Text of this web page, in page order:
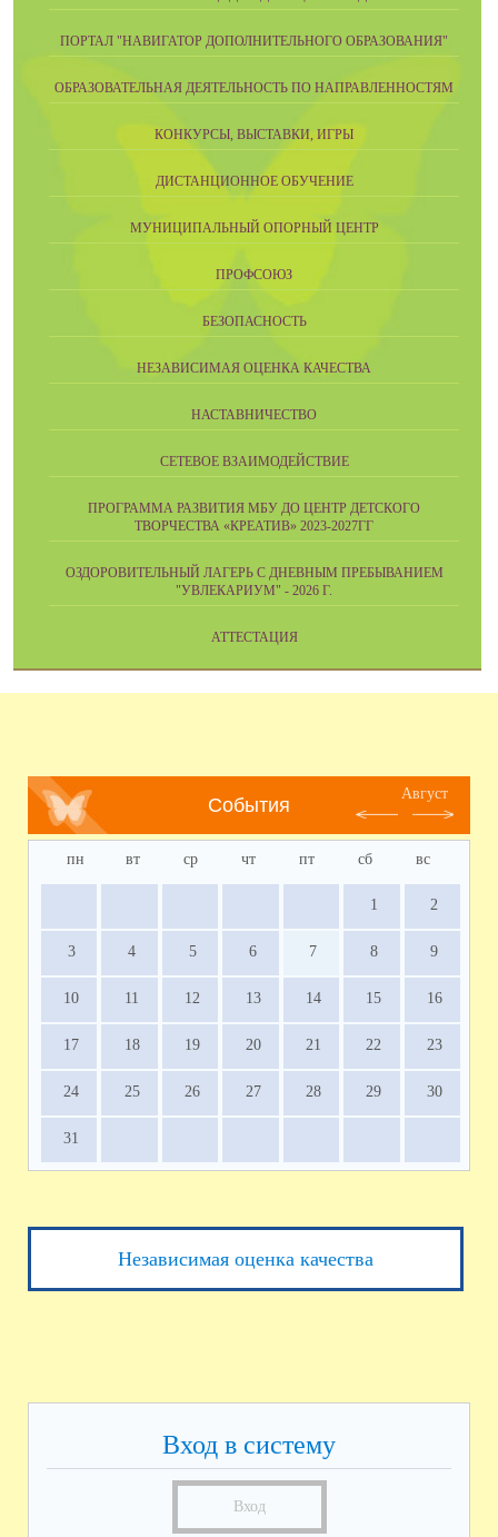
ПОРТАЛ "НАВИГАТОР ДОПОЛНИТЕЛЬНОГО ОБРАЗОВАНИЯ"
ОБРАЗОВАТЕЛЬНАЯ ДЕЯТЕЛЬНОСТЬ ПО НАПРАВЛЕННОСТЯМ
КОНКУРСЫ, ВЫСТАВКИ, ИГРЫ
ДИСТАНЦИОННОЕ ОБУЧЕНИЕ
МУНИЦИПАЛЬНЫЙ ОПОРНЫЙ ЦЕНТР
ПРОФСОЮЗ
БЕЗОПАСНОСТЬ
НЕЗАВИСИМАЯ ОЦЕНКА КАЧЕСТВА
НАСТАВНИЧЕСТВО
СЕТЕВОЕ ВЗАИМОДЕЙСТВИЕ
ПРОГРАММА РАЗВИТИЯ МБУ ДО ЦЕНТР ДЕТСКОГО
ТВОРЧЕСТВА «КРЕАТИВ» 2023-2027ГГ
ОЗДОРОВИТЕЛЬНЫЙ ЛАГЕРЬ С ДНЕВНЫМ ПРЕБЫВАНИЕМ
"УВЛЕКАРИУМ" - 2026 Г.
АТТЕСТАЦИЯ
События
Август
пн вт ср чт пт сб вс
1 2
3 4 5 6 7 8 9
10 11 12 13 14 15 16
17 18 19 20 21 22 23
24 25 26 27 28 29 30
31
Независимая оценка качества
Вход в систему
Вход